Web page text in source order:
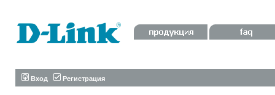
Вход Регистрация